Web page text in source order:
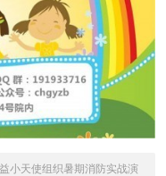
小天使组织暑期消防实战演